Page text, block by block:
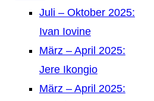
Juli – Oktober 2025:
Ivan Iovine
März – April 2025:
Jere Ikongio
März – April 2025: